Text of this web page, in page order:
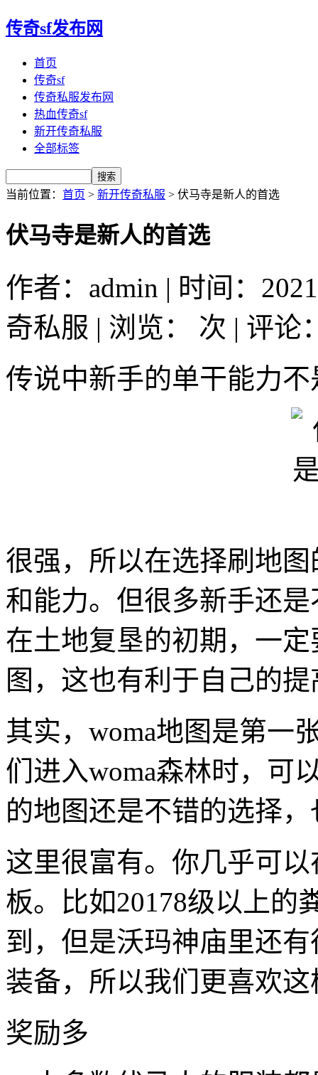
传奇sf发布网
首页
传奇sf
传奇私服发布网
热血传奇sf
新开传奇私服
全部标签
当前位置： 首页 > 新开传奇私服 > 伏马寺是新人的首选
伏马寺是新人的首选
作者：admin | 时间：
奇私服 | 浏览：
次 | 评论
传说中新手的单干能力不
很强，所以在选择刷地
和能力。但很多新手还
在土地复垦的初期，一
图，这也有利于自己的提
其实，woma地图是第一
们进入woma森林时，可
的地图还是不错的选择
这里很富有。你几乎可
板。比如20178级以上的
到，但是沃玛神庙里还
装备，所以我们更喜欢
奖励多